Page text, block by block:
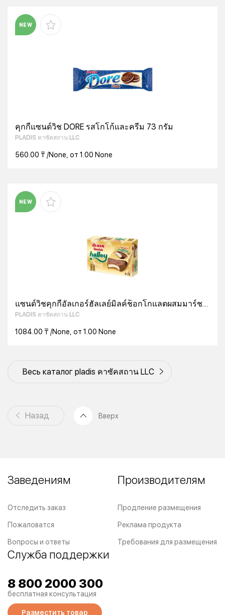
NEW
คุกกี้แซนด์วิช DORE รสโกโก้และครีม 73 กรัม
PLADIS คาซัคสถาน LLC
560.00 ₸ /None, от 1.00 None
NEW
แซนด์วิชคุกกี้อัลเกอร์ฮัลเลย์มิลค์ช็อกโกแลตผสมมาร์ช
เมลโลว์ 336 กรัม
PLADIS คาซัคสถาน LLC
1084.00 ₸ /None, от 1.00 None
Весь каталог pladis คาซัคสถาน LLC
Назад Вверх
Заведениям
Отследить заказ
Пожаловатся
Вопросы и ответы
Производителям
Продление размещения
Реклама продукта
Требования для размещения
Служба поддержки
8 800 2000 300
бесплатная консультация
Разместить товар